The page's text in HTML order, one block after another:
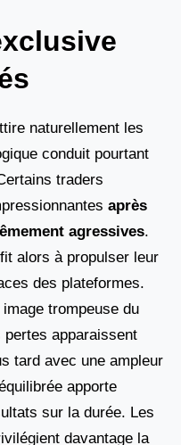
naturellement les
conduit pourtant
traders
après
agressives.
alors à propulser leur
des plateformes.
trompeuse du
apparaissent
tard avec une ampleur
apporte
sur la durée. Les
davantage la